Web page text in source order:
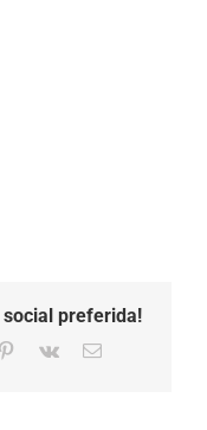
preferida!
Pinterest
Vk Email: